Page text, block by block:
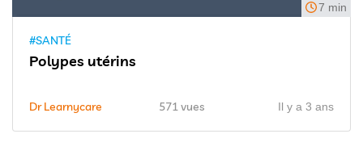
7 min
#SANTÉ
Polypes utérins
Dr Learnycare 571 vues Il y a 3 ans